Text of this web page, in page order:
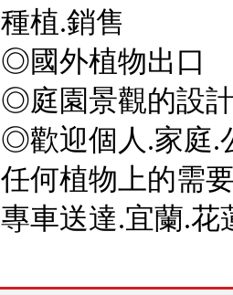
種植.銷售
◎國外植物出口
◎庭園景觀的設
◎歡迎個人.家庭.
任何植物上的需
專車送達.宜蘭.花